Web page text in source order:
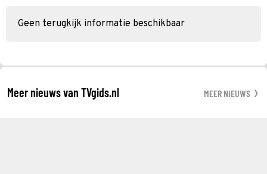
Geen terugkijk informatie beschikbaar
Meer nieuws van TVgids.nl MEER NIEUWS